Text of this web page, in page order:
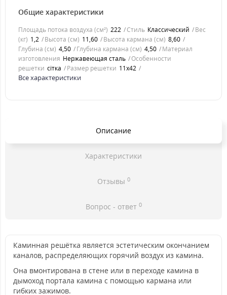
Общие характеристики
Площадь потока воздуха (см²) 222 Стиль Классический
Вес
(кг) 1,2 Высота (см) 11,60 Высота кармана (см) 8,60
Глубина (см) 4,50 Глубина кармана (см) 4,50
Материал
изготовления Нержавеющая сталь
Особенности
решетки сітка Размер решетки 11x42
Все характеристики
Описание
Характеристики
Отзывы 0
Вопрос - ответ 0
Каминная решётка является эстетическим окончанием
каналов, распределяющих горячий воздух из камина.
Она вмонтирована в стене или в переходе камина в
дымоход портала камина с помощью кармана или
гибких зажимов.